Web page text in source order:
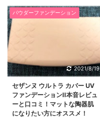
の口コミレビューを紹介
します。 ブルベの人はツ
げパウダーのパールピン
クは、ツヤ肌仕上げなの
でブルベさんにオスス
メ！ 35歳の専業主婦で
す。肌質は混合肌です。
夏は脂っぽく、 ...
デーションの口コミと実
際に使ってみた感想をご
ク生活のせいで、仕事も
プライベートでも日焼け
止めだけ顔に塗ってあと
はほぼノーメイクで過ご
していたので、 コロナも
パウダーファンデーション
2021/8/19
セザンヌ ウルトラ カバー UV
ファンデーションII本音レビュ
ーと口コミ！マットな陶器肌
になりたい方にオススメ！